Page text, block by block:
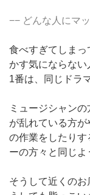
−− どんな人にマ
食べすぎてしま
かす気にならない
1番は、同じドラ
ミュージシャン
が乱れている方
の作業をしたりす
ーの方々と同じよ
そうして近くの